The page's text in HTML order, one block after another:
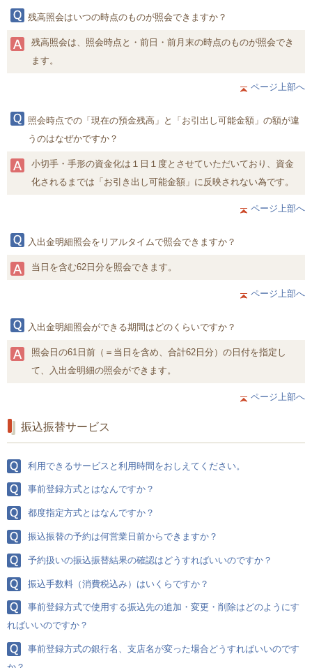
残高照会はいつの時点のものが照会できますか？
残高照会は、照会時点と・前日・前月末の時点のものが照会でき
ます。
ページ上部へ
照会時点での「現在の預金残高」と「お引出し可能金額」の額が違
うのはなぜかですか？
小切手・手形の資金化は１日１度とさせていただいており、資金
化されるまでは「お引き出し可能金額」に反映されない為です。
ページ上部へ
入出金明細照会をリアルタイムで照会できますか？
当日を含む62日分を照会できます。
ページ上部へ
入出金明細照会ができる期間はどのくらいですか？
照会日の61日前（＝当日を含め、合計62日分）の日付を指定し
て、入出金明細の照会ができます。
ページ上部へ
振込振替サービス
利用できるサービスと利用時間をおしえてください。
事前登録方式とはなんですか？
都度指定方式とはなんですか？
振込振替の予約は何営業日前からできますか？
予約扱いの振込振替結果の確認はどうすればいいのですか？
振込手数料（消費税込み）はいくらですか？
事前登録方式で使用する振込先の追加・変更・削除はどのようにす
ればいいのですか？
事前登録方式の銀行名、支店名が変った場合どうすればいいのです